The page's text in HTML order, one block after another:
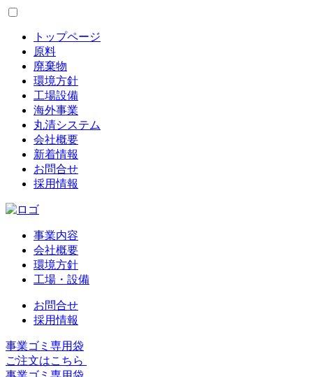
トップページ
原料
廃棄物
環境方針
工場設備
海外事業
丸清システム
会社概要
新着情報
お問合せ
採用情報
事業内容
会社概要
環境方針
工場・設備
お問合せ
採用情報
事業ゴミ専用袋
ご注文はこちら